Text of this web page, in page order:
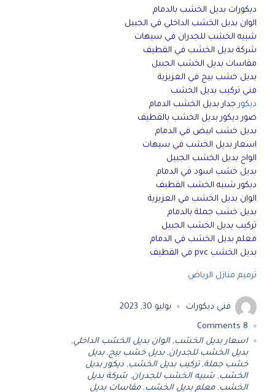
ديكورات بديل الخشب بالدمام
الوان بديل الخشب الداخلي في الجبيل
شبيه الخشب للجدران في سيهات
شركة بديل الخشب في القطيف
مقاسات بديل الخشب الجبيل
بديل خشب بيج في العزيزية
فني تركيب بديل الخشب
ديكور جدار بديل الخشب الدمام
صور ديكور بديل الخشب بالقطيف
بديل خشب ابيض في الدمام
اسعار بديل الخشب في سيهات
الواح بديل الخشب الجبيل
بديل خشب اسود في الدمام
ديكور شبيه الخشب القطيف
الوان بديل الخشب في العزيزية
بديل خشب جملة بالدمام
تركيب بديل الخشب الجبيل
معلم بديل الخشب في الدمام
بديل الخشب pvc في القطيف
ترميم منازل الرياض
فني ديكورات يوليو 30, 2023
8
اسعار بديل الخشب ,الوان بديل الخشب الداخلي,
بديل الخشب للجدران,بديل خشب بيج,بديل
خشب جملة,تركيب بديل الخشب , ديكور بديل
الخشب , شبيه الخشب للجدران, شركة بديل
الخشب ,معلم بديل الخشب ,مقاسات بديل